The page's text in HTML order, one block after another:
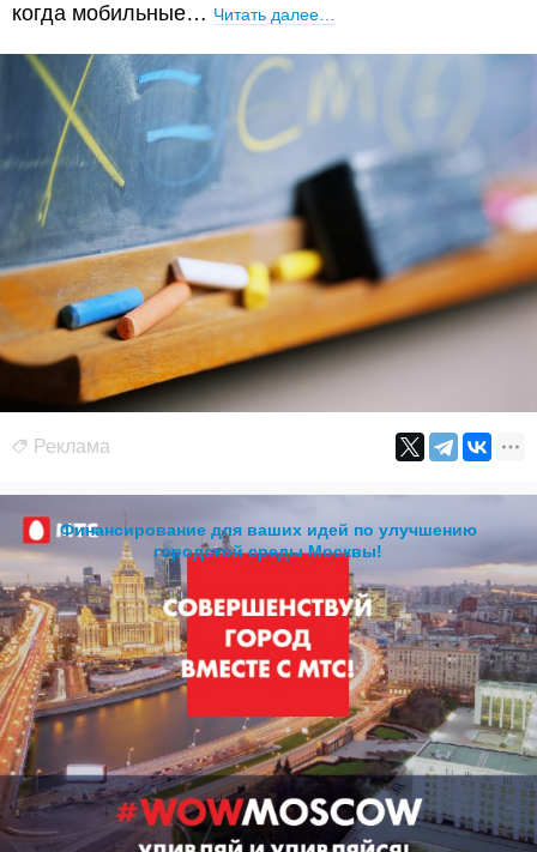
когда мобильные… Читать далее…
Реклама
Финансирование для ваших идей по улучшению
городской среды Москвы!